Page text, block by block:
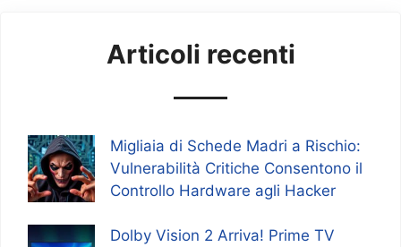
Articoli recenti
Migliaia di Schede Madri a Rischio:
Vulnerabilità Critiche Consentono il
Controllo Hardware agli Hacker
Dolby Vision 2 Arriva! Prime TV